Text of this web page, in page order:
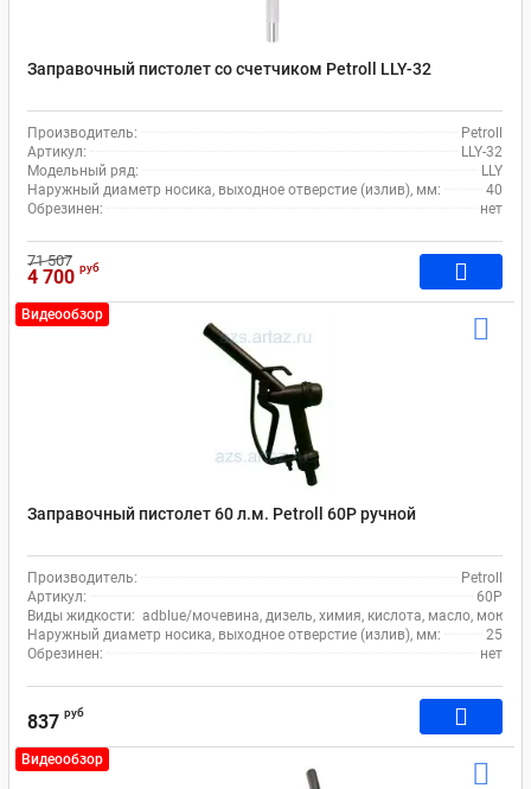
Заправочный пистолет со счетчиком Petroll LLY-32
Производитель:
Petroll
Артикул:
LLY-32
Модельный ряд:
LLY
Наружный диаметр носика, выходное отверстие (излив), мм:
40
Обрезинен:
нет
71 507
4 700 руб
Видеообзор
Заправочный пистолет 60 л.м. Petroll 60P ручной
Производитель:
Petroll
Артикул:
60P
Виды жидкости: adblue/мочевина, дизель, химия, кислота, масло,
Наружный диаметр носика, выходное отверстие (излив), мм:
25
Обрезинен:
нет
837 руб
Видеообзор